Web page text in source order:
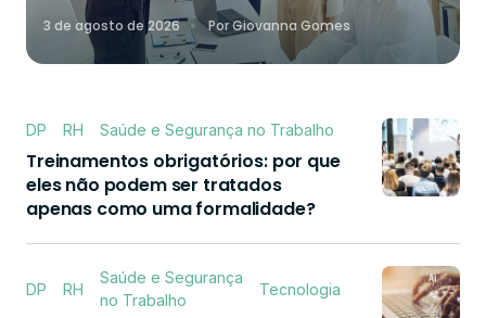
3 de agosto de 2026 PorGiovanna Gomes
DP RH Saúde e Segurança no Trabalho
Treinamentos obrigatórios: por que
eles não podem ser tratados
apenas como uma formalidade?
DP RH
Saúde e Segurança
no Trabalho
Tecnologia